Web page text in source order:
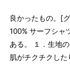
良かったもの。[
100% サーフシャ
ある。 １．生地
肌がチクチクした